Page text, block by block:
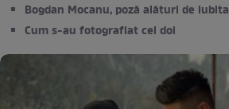
Bogdan Mocanu, poză alături de
Cum s-au fotografiat cei doi